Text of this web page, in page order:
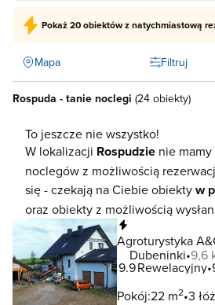
Pokaż20 obiektówz natychmiastową
Mapa Filtruj
Rospuda - tanie noclegi (24 obiekty)
To jeszcze nie wszystko!
W lokalizacji Rospudzie nie
noclegów z możliwością
się - czekają na Ciebie obiektyw
oraz obiekty z możliwością
Agroturystyka
Dubeninki 9,6
9.9Rewelacyjny
Pokój:22 m2 3